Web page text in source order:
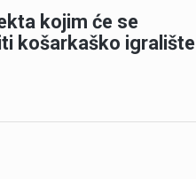
kojim će se
košarkaško igralište